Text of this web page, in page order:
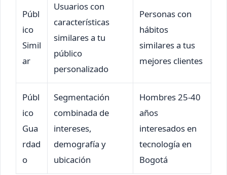
Públ
ico
Simil
ar
Usuarios con
características
similares a tu
público
personalizado
Personas con
hábitos
similares a tus
mejores clientes
Públ
ico
Gua
rdad
o
Segmentación
combinada de
intereses,
demografía y
ubicación
Hombres 25-40
años
interesados en
tecnología en
Bogotá